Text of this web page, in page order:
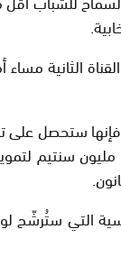
الثانية
في اللائحة يمكن أن